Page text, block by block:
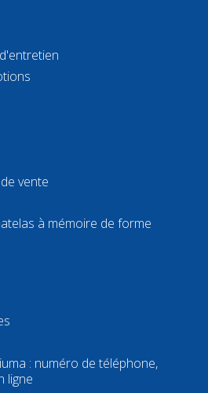
vente
à mémoire de forme
: numéro de téléphone,
ligne